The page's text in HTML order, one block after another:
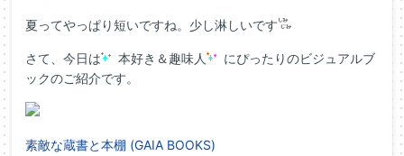
夏ってやっぱり短いですね。少し淋しいです
さて、今日は 本好き＆趣味人
にぴったりのビジュアルブ
ックのご紹介です。
素敵な蔵書と本棚 (GAIA BOOKS)